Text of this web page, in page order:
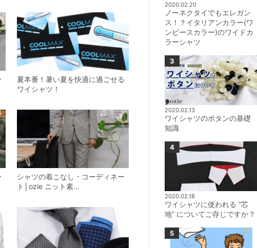
夏本番！暑い夏を快適に過ごせる
ワイシャツ！
シャツの着こなし・コーディネー
ト│ozie ニット素…
2020.02.20
ノーネクタイでもエレガン
ス！？イタリアンカラー(ワ
ンピースカラー)のワイドカ
ラーシャツ
2020.02.13
ワイシャツのボタンの基礎
知識
2020.02.18
ワイシャツに使われる ”芯
地” についてご存じですか？